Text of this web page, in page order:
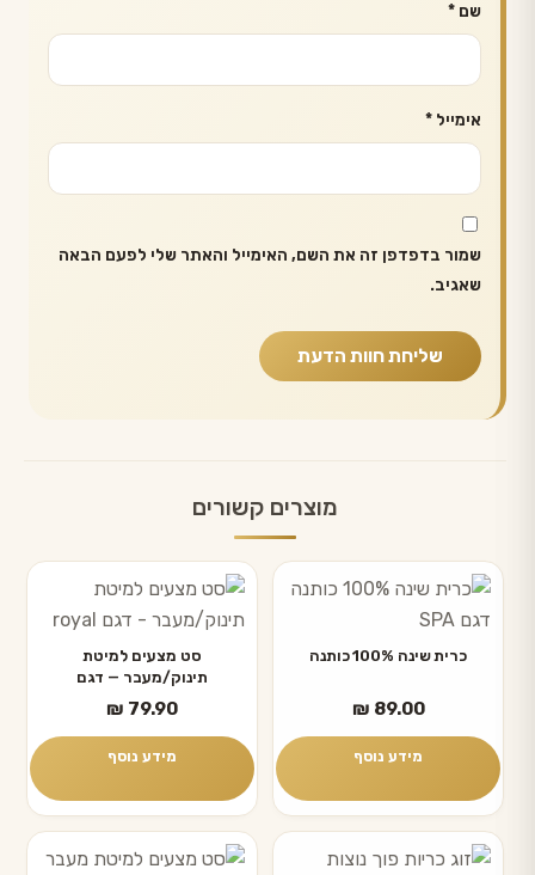
שם *
אימייל *
שמור בדפדפן זה את השם, האימייל והאתר שלי לפעם הבאה
שאגיב.
מוצרים קשורים
כרית שינה 100% כותנה
₪ 89.00
מידע נוסף
סט מצעים למיטת
תינוק/מעבר — דגם
KENSINGTON
₪ 79.90
מידע נוסף